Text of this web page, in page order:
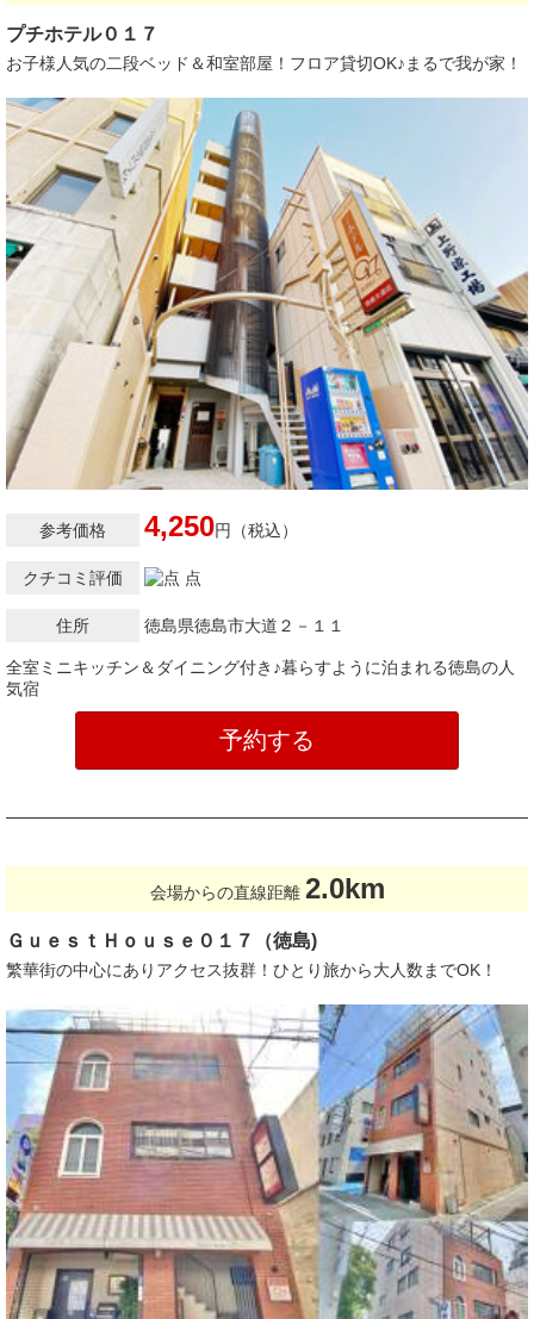
プチホテル０１７
お子様人気の二段ベッド＆和室部屋！フロア貸切OK♪まるで我が家！
参考価格 4,250円（税込）
クチコミ評価 点
住所 徳島県徳島市大道２－１１
全室ミニキッチン＆ダイニング付き♪暮らすように泊まれる徳島の人
気宿
予約する
会場からの直線距離 2.0km
ＧｕｅｓｔＨｏｕｓｅ０１７（徳島)
繁華街の中心にありアクセス抜群！ひとり旅から大人数までOK！